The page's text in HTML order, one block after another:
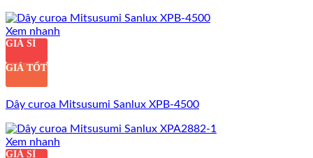
Xem nhanh
GIÁ SỈ
GIÁ TỐT
Dây curoa Mitsusumi Sanlux XPB-4500
Xem nhanh
GIÁ SỈ